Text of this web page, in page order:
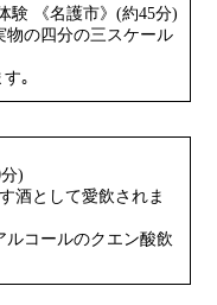
験 《名護市》(約45分)
の四分の三スケール
｡
)
酒として愛飲されま
コールのクエン酸飲